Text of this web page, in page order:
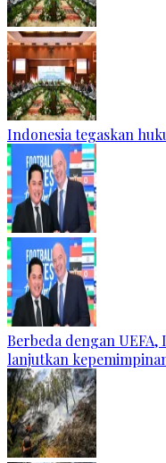
Indonesia tegaskan
Berbeda dengan
lanjutkan